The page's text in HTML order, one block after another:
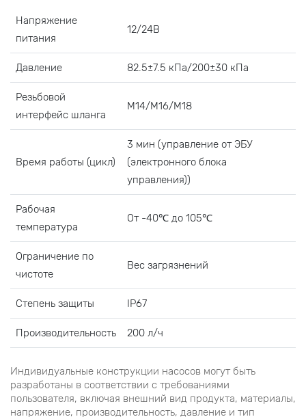
Напряжение
питания
12/24В
Давление 82.5±7.5 кПа/200±30 кПа
Резьбовой
интерфейс шланга
M14/M16/M18
Время работы (цикл)
3 мин (управление от ЭБУ
(электронного блока
управления))
Рабочая
температура
От -40℃ до 105℃
Ограничение по
чистоте
Вес загрязнений
Степень защиты IP67
Производительность 200 л/ч
Индивидуальные конструкции насосов могут быть
разработаны в соответствии с требованиями
пользователя, включая внешний вид продукта, материалы,
напряжение, производительность, давление и тип